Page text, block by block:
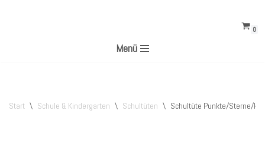
0
Menü
Start \ Schule & Kindergarten \ Schultüten \ Schultüte Punkte/Sterne/